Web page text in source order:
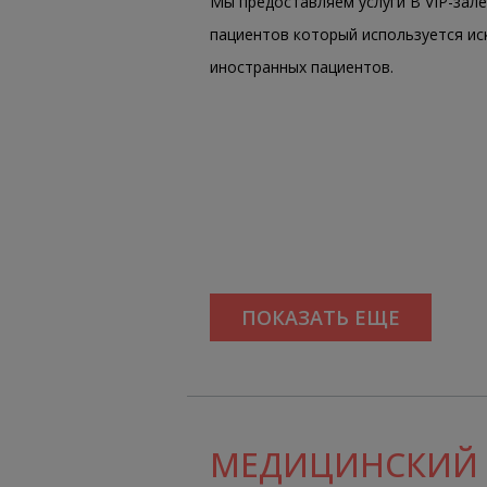
пациентов который используется
иностранных пациентов.
ПОКАЗАТЬ ЕЩЕ
МЕДИЦИНСКИЙ